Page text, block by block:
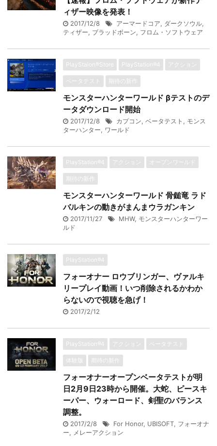
ィザー映像を発表！
2017/12/8 アーマードコア, ダークソウル,
ティザー, ブラッドボーン, フロム・ソフトウェア
PlayStaion®Store PlayStation®4 アクション
ベータテスト 期待の新作
モンスターハンターワールド βテストのデ
ータダウンロード開始
2017/12/8 カプコン, ベータテスト , モンス
ターハンター, ワールド
PlayStation®4 アクション オープンワールド
期待の新作
モンスターハンターワールド 骨鎚竜 ラド
バルキンの動きがまんまウラガンキン
2017/11/27 MHW, モンスターハンターワー
ルド
PlayStation®4
フォーオナー ロウブリンガー、ヴァルキ
リープレイ動画！いつ削除されるかわか
らないので視聴を急げ！
2017/2/12
PlayStation®4 アクション ベータテスト
体験版 期待の新作
フォーオナーオープンベータテストが明
日2月9日23時から開催。大蛇、ピースキ
ーパー、ウォーロード、剣聖のバランス
調整。
2017/2/8 For Honor, UBISOFT, フォーオナ
ー, メレーアクション